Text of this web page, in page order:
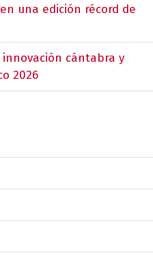
una edición récord de
innovación cántabra y
2026